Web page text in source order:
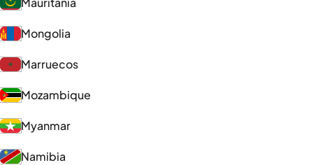
Mongolia
Marruecos
Mozambique
Myanmar
Namibia